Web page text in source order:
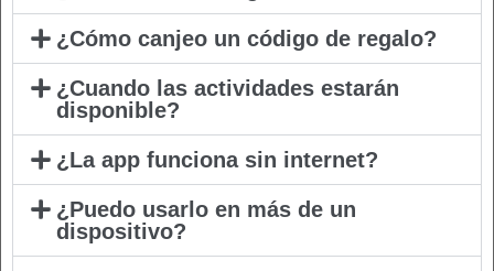
¿Cómo canjeo un código de regalo?
¿Cuando las actividades estarán
disponible?
¿La app funciona sin internet?
¿Puedo usarlo en más de un
dispositivo?